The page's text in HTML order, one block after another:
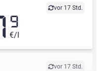
vor 17 Std.
9
€/l
vor 17 Std.